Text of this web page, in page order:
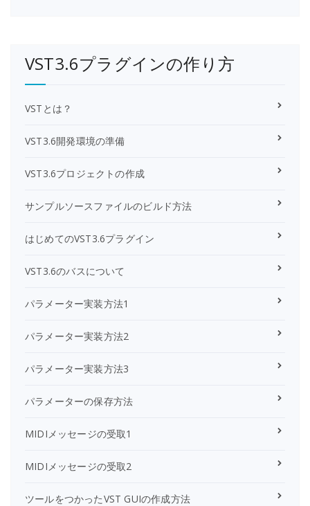
VST3.6プラグインの作り方
VSTとは？
VST3.6開発環境の準備
VST3.6プロジェクトの作成
サンプルソースファイルのビルド方法
はじめてのVST3.6プラグイン
VST3.6のバスについて
パラメーター実装方法1
パラメーター実装方法2
パラメーター実装方法3
パラメーターの保存方法
MIDIメッセージの受取1
MIDIメッセージの受取2
ツールをつかったVST GUIの作成方法